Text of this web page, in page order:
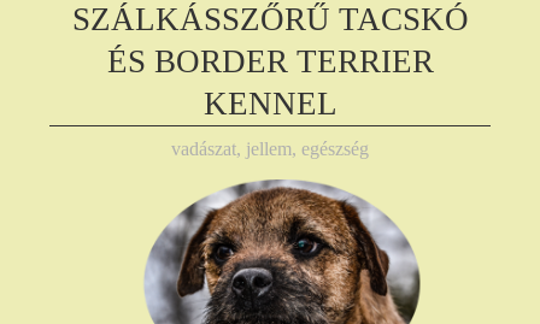
SZÁLKÁSSZŐRŰ TACSKÓ
ÉS BORDER TERRIER
KENNEL
vadászat, jellem, egészség